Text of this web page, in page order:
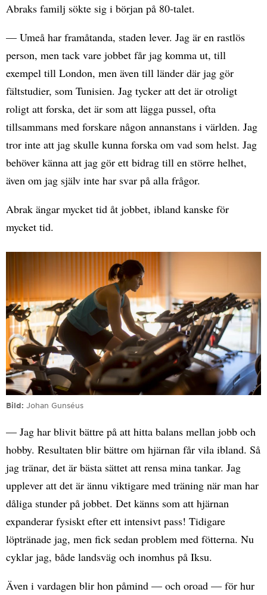
Abraks familj sökte sig i början på 80-talet.
— Umeå har framåtanda, staden lever. Jag är en rastlös
person, men tack vare jobbet får jag komma ut, till
exempel till London, men även till länder där jag gör
fältstudier, som Tunisien. Jag tycker att det är otroligt
roligt att forska, det är som att lägga pussel, ofta
tillsammans med forskare någon annanstans i världen. Jag
tror inte att jag skulle kunna forska om vad som helst. Jag
behöver känna att jag gör ett bidrag till en större helhet,
även om jag själv inte har svar på alla frågor.
Abrak ängar mycket tid åt jobbet, ibland kanske för
mycket tid.
Bild Johan Gunséus
— Jag har blivit bättre på att hitta balans mellan jobb och
hobby. Resultaten blir bättre om hjärnan får vila ibland. Så
jag tränar, det är bästa sättet att rensa mina tankar. Jag
upplever att det är ännu viktigare med träning när man har
dåliga stunder på jobbet. Det känns som att hjärnan
expanderar fysiskt efter ett intensivt pass! Tidigare
löptränade jag, men fick sedan problem med fötterna. Nu
cyklar jag, både landsväg och inomhus på Iksu.
Även i vardagen blir hon påmind — och oroad — för hur